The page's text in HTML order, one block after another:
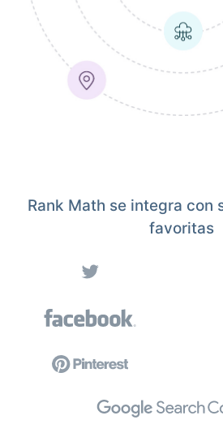
Rank Math se integra con
favoritas